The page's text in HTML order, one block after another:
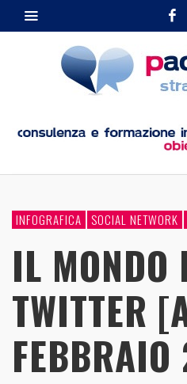
INFOGRAFICA SOCIAL NETWORK
IL MONDO
TWITTER